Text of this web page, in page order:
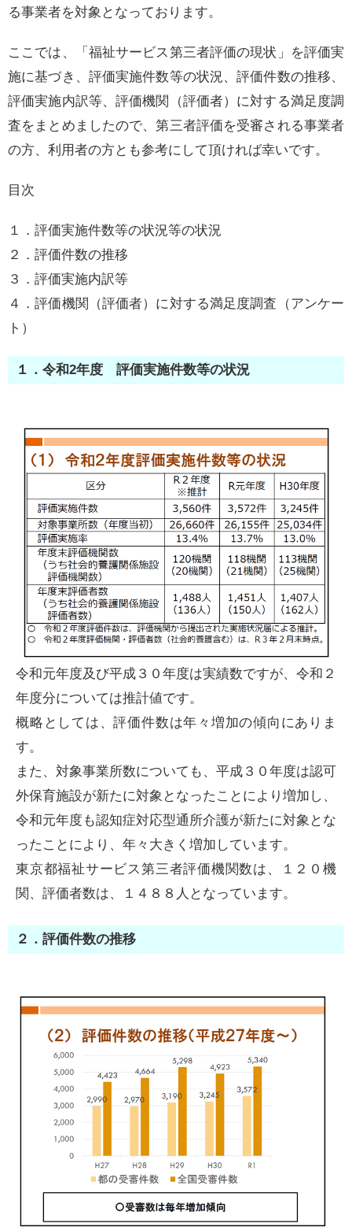
る事業者を対象となっております。
ここでは、「福祉サービス第三者評価の現状」を評価実
施に基づき、評価実施件数等の状況、評価件数の推移、
評価実施内訳等、評価機関（評価者）に対する満足度調
査をまとめましたので、第三者評価を受審される事業者
の方、利用者の方とも参考にして頂ければ幸いです。
目次
１．評価実施件数等の状況等の状況
２．評価件数の推移
３．評価実施内訳等
４．評価機関（評価者）に対する満足度調査（アンケー
ト）
１．令和2年度 評価実施件数等の状況
令和元年度及び平成３０年度は実績数ですが、令和２
年度分については推計値です。
概略としては、評価件数は年々増加の傾向にありま
す。
また、対象事業所数についても、平成３０年度は認可
外保育施設が新たに対象となったことにより増加し、
令和元年度も認知症対応型通所介護が新たに対象とな
ったことにより、年々大きく増加しています。
東京都福祉サービス第三者評価機関数は、１２０機
関、評価者数は、１４８８人となっています。
２．評価件数の推移